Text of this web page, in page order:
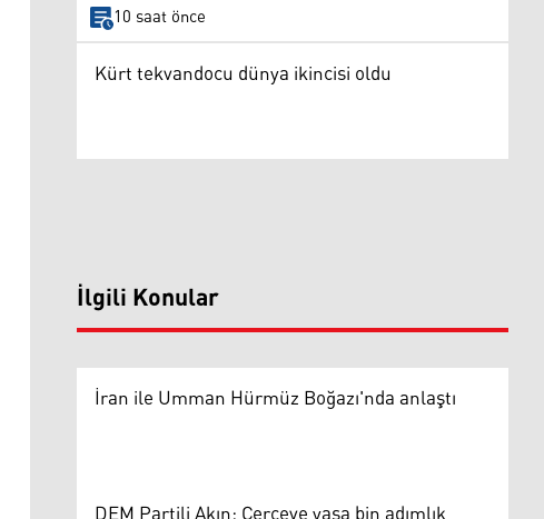
10 saat önce
Kürt tekvandocu dünya ikincisi oldu
İlgili Konular
İran ile Umman Hürmüz Boğazı'nda anlaştı